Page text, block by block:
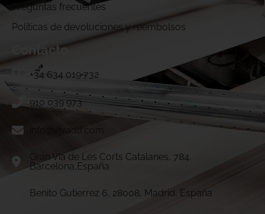
Preguntas frecuentes
Politicas de devoluciones y reembolsos
Contacto
+34 634 019 732
910 039 973
info@vivadtf.com
Gran Vía de Les Corts Catalanes, 784.
Barcelona,España
Benito Gutierrez 6, 28008, Madrid, España